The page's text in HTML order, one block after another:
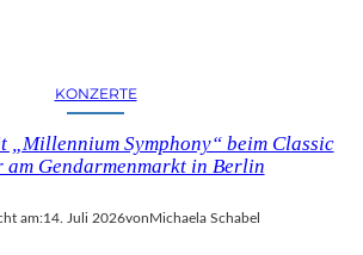
KONZERTE
„Millennium Symphony“ beim Classic
am Gendarmenmarkt in Berlin
am:14. Juli 2026vonMichaela Schabel